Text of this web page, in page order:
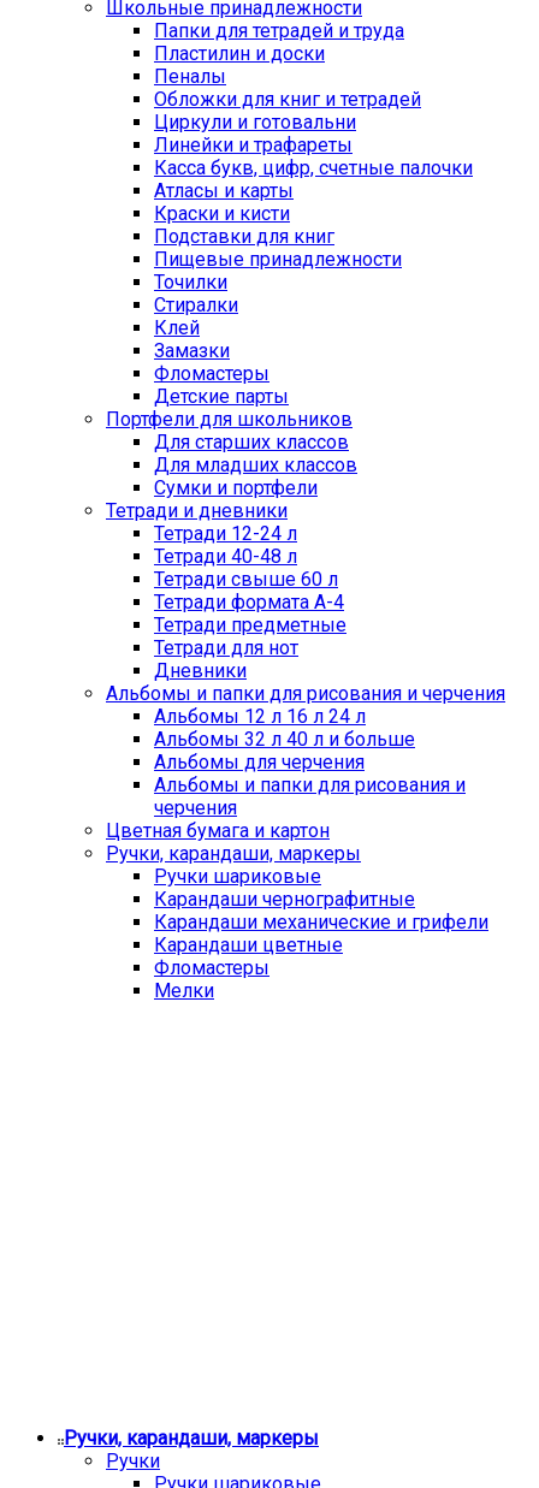
Школьные принадлежности
Папки для тетрадей и труда
Пластилин и доски
Пеналы
Обложки для книг и тетрадей
Циркули и готовальни
Линейки и трафареты
Касса букв, цифр, счетные палочки
Атласы и карты
Краски и кисти
Подставки для книг
Пищевые принадлежности
Точилки
Стиралки
Клей
Замазки
Фломастеры
Детские парты
Портфели для школьников
Для старших классов
Для младших классов
Сумки и портфели
Тетради и дневники
Тетради 12-24 л
Тетради 40-48 л
Тетради свыше 60 л
Тетради формата А-4
Тетради предметные
Тетради для нот
Дневники
Альбомы и папки для рисования и черчения
Альбомы 12 л 16 л 24 л
Альбомы 32 л 40 л и больше
Альбомы для черчения
Альбомы и папки для рисования и
черчения
Цветная бумага и картон
Ручки, карандаши, маркеры
Ручки шариковые
Карандаши чернографитные
Карандаши механические и грифели
Карандаши цветные
Фломастеры
Мелки
Ручки, карандаши, маркеры
Ручки